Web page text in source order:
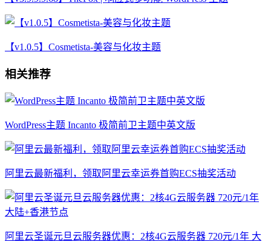
【v1.0.5】Cosmetista-美容与化妆主题
相关推荐
WordPress主题 Incanto 极简前卫主题中英文版
阿里云最新福利，领取阿里云幸运券首购ECS抽奖活动
阿里云圣诞元旦云服务器优惠：2核4G云服务器 720元/1年 大